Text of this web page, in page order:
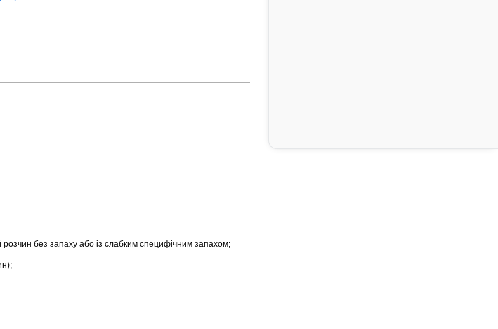
без запаху або із слабким специфічним запахом;